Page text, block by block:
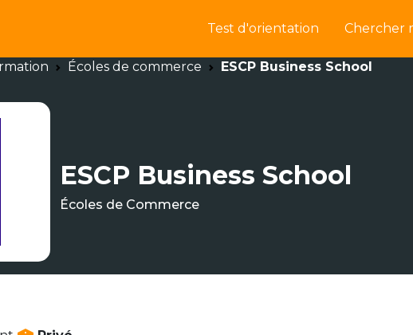
Test d'orientation Chercher
Écoles de commerce ESCP Business School
ESCP Business School
Écoles de Commerce